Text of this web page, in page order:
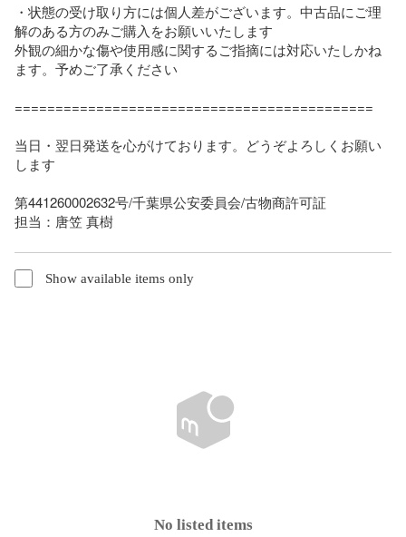
・状態の受け取り方には個人差がございます。中古品にご理
解のある方のみご購入をお願いいたします
外観の細かな傷や使用感に関するご指摘には対応いたしかね
ます。予めご了承ください
============================================
当日・翌日発送を心がけております。どうぞよろしくお願い
します
第441260002632号/千葉県公安委員会/古物商許可証
担当：唐笠 真樹
Show available items only
No listed items